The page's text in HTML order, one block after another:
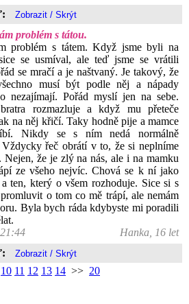
problém s tátou.
problém s tátem. Když jsme byli na
se usmíval, ale teď jsme se vrátili
se mračí a je naštvaný. Je takový, že
musí být podle něj a nápady
nezajímají. Pořád myslí jen na sebe.
rozmazluje a když mu přeteče
na něj křičí. Taky hodně pije a mamce
Nikdy se s ním nedá normálně
řeč obrátí v to, že si neplníme
Nejen, že je zlý na nás, ale i na mamku
ze všeho nejvíc. Chová se k ní jako
a ten, který o všem rozhoduje. Sice si s
o tom co mě trápí, ale nemám
Byla bych ráda kdybyste mi poradili
Hanka, 16 let
10 11 12 13 14 >> 20